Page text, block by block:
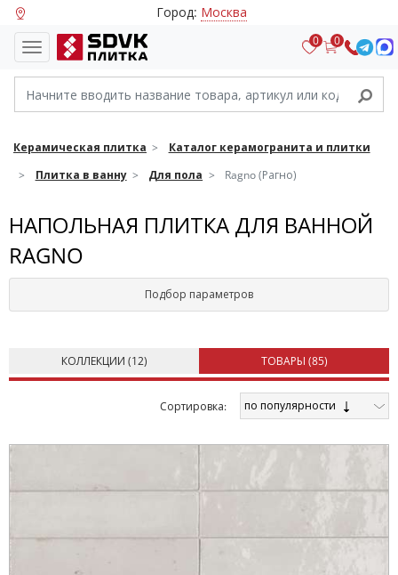
Город: Москва
0 0
Керамическая плитка
Каталог керамогранита и плитки
Плитка в ванну
Для пола Ragno (Рагно)
НАПОЛЬНАЯ ПЛИТКА ДЛЯ ВАННОЙ
RAGNO
Подбор параметров
КОЛЛЕКЦИИ (12) ТОВАРЫ (85)
Cортировка: по популярности